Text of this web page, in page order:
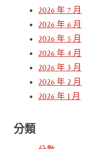
2026 年 7 月
2026 年 6 月
2026 年 5 月
2026 年 4 月
2026 年 3 月
2026 年 2 月
2026 年 1 月
分類